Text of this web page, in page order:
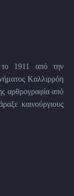
το 1911 από την
Kαλλιρρόη
αρθρογραφία από
καινούργιους